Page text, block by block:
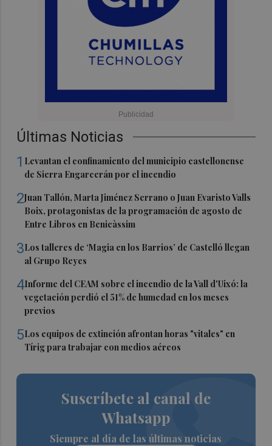
Últimas Noticias
1 Levantan el confinamiento del municipio castellonense
de Sierra Engarcerán por el incendio
2Juan Tallón, Marta Jiménez Serrano o Juan Evaristo Valls
Boix, protagonistas de la programación de agosto de
Entre Libros en Benicàssim
3Los talleres de ‘Magia en los Barrios’ de Castelló llegan
al Grupo Reyes
4Informe del CEAM sobre el incendio de la Vall d'Uixó: la
vegetación perdió el 51% de humedad en los meses
previos
5Los equipos de extinción afrontan horas "vitales" en
Tírig para trabajar con medios aéreos
Suscríbete al canal de
Whatsapp
Siempre al día de las últimas noticias